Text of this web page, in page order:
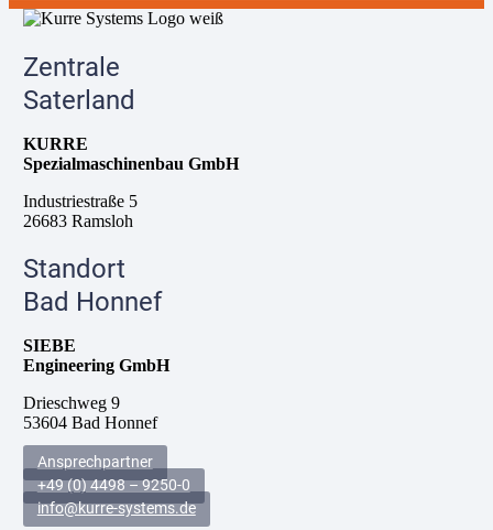
a
s
e
d
i
s
e
F
e
d
l
e
r
.
Zentrale
Saterland
KURRE
Spezialmaschinenbau GmbH
Industriestraße 5
26683 Ramsloh
Standort
Bad Honnef
SIEBE
Engineering GmbH
Drieschweg 9
53604 Bad Honnef
Ansprechpartner
+49 (0) 4498 – 9250-0
info@kurre-systems.de